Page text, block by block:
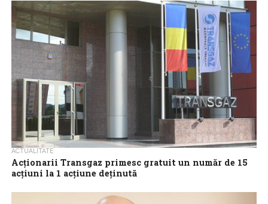
Euroins Insurance Group, acționarul principal al Euroins România,
societate de asigurări căreia i-a fost retrasă autorizația de
funcționare pentru că nu deține...
ACTUALITATE
Acţionarii Transgaz primesc gratuit un număr de 15
acțiuni la 1 acțiune deținută
acțiuni la 1 acțiune deținută, potrivit unui raport transmis BVB, în